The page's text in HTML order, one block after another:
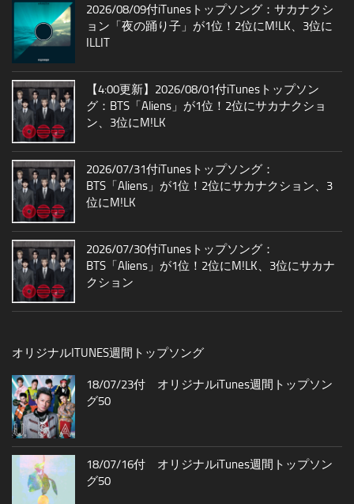
2026/08/09付iTunesトップソング：サカナクシ
ョン「夜の踊り子」が1位！2位にM!LK、3位に
ILLIT
【4:00更新】2026/08/01付iTunesトップソン
グ：BTS「Aliens」が1位！2位にサカナクショ
ン、3位にM!LK
2026/07/31付iTunesトップソング：
BTS「Aliens」が1位！2位にサカナクション、3
位にM!LK
2026/07/30付iTunesトップソング：
BTS「Aliens」が1位！2位にM!LK、3位にサカナ
クション
オリジナルITUNES週間トップソング
18/07/23付 オリジナルiTunes週間トップソン
グ50
18/07/16付 オリジナルiTunes週間トップソン
グ50